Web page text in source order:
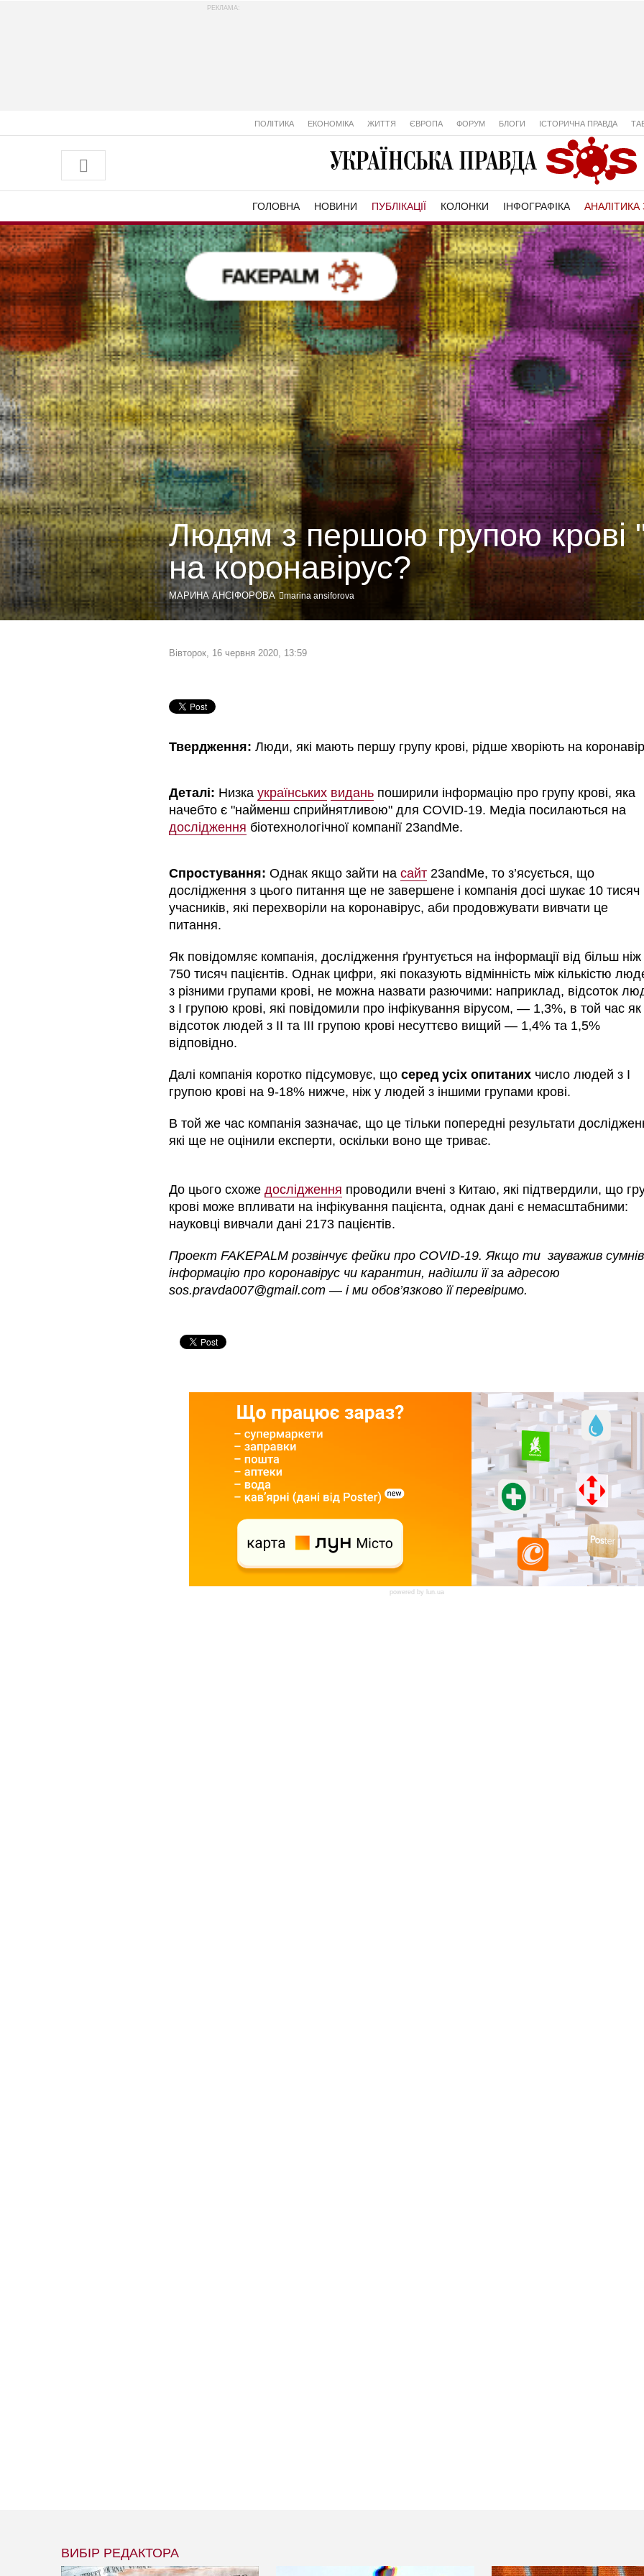
РЕКЛАМА:
ПОЛІТИКА ЕКОНОМІКА ЖИТТЯ ЄВРОПА ФОРУМ БЛОГИ ІСТОРИЧНА ПРАВДА
ГОЛОВНА НОВИНИ ПУБЛІКАЦІЇ КОЛОНКИ ІНФОГРАФІКА АНАЛІТИКА
Людям з першою групою крові
на коронавірус?
МАРИНА АНСІФОРОВА marina ansiforova
Вівторок, 16 червня 2020, 13:59
Твердження: Люди, які мають першу групу крові, рідше хворіють на
Деталі: Низка українських виданьпоширили інформацію про групу крові, яка
начебто є "найменш сприйнятливою" для COVID-19. Медіа посилаються на
дослідження біотехнологічної компанії 23andMe.
Спростування: Однак якщо зайти на сайт23andMe, то з’ясується, що
дослідження з цього питання ще не завершене і компанія досі шукає 10 тисяч
учасників, які перехворіли на коронавірус, аби продовжувати вивчати це
питання.
Як повідомляє компанія, дослідження ґрунтується на інформації від більш ніж
750 тисяч пацієнтів. Однак цифри, які показують відмінність між кількістю
з різними групами крові, не можна назвати разючими: наприклад, відсоток
з І групою крові, які повідомили про інфікування вірусом, — 1,3%, в той час як
відсоток людей з ІІ та ІІІ групою крові несуттєво вищий — 1,4% та 1,5%
відповідно.
Далі компанія коротко підсумовує, щосеред усіх опитанихчисло людей з І
групою крові на 9-18% нижче, ніж у людей з іншими групами крові.
В той же час компанія зазначає, що це тільки попередні результати
які ще не оцінили експерти, оскільки воно ще триває.
До цього схоже дослідження проводили вчені з Китаю, які підтвердили, що
крові може впливати на інфікування пацієнта, однак дані є немасштабними:
науковці вивчали дані 2173 пацієнтів.
Проект FAKEPALM розвінчує фейки про COVID-19. Якщо ти зауважив
інформацію про коронавірус чи карантин, надішли її за адресою
sos.pravda007@gmail.com — і ми обов’язково її перевіримо.
powered by lun.ua
ВИБІР РЕДАКТОРА